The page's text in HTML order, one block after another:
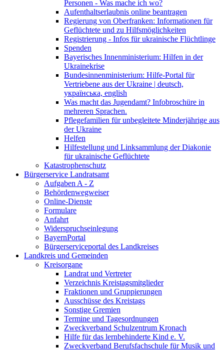
Personen - Was mache ich wo?
Aufenthaltserlaubnis online beantragen
Regierung von Oberfranken: Informationen für
Geflüchtete und zu Hilfsmöglichkeiten
Registrierung - Infos für ukrainische Flüchtlinge
Spenden
Bayerisches Innenministerium: Hilfen in der
Ukrainekrise
Bundesinnenministerium: Hilfe-Portal für
Vertriebene aus der Ukraine | deutsch,
українська, english
Was macht das Jugendamt? Infobroschüre in
mehreren Sprachen.
Pflegefamilien für unbegleitete Minderjährige aus
der Ukraine
Helfen
Hilfestellung und Linksammlung der Diakonie
für ukrainische Geflüchtete
Katastrophenschutz
Bürgerservice Landratsamt
Aufgaben A - Z
Behördenwegweiser
Online-Dienste
Formulare
Anfahrt
Widerspruchseinlegung
BayernPortal
Bürgerserviceportal des Landkreises
Landkreis und Gemeinden
Kreisorgane
Landrat und Vertreter
Verzeichnis Kreistagsmitglieder
Fraktionen und Gruppierungen
Ausschüsse des Kreistags
Sonstige Gremien
Termine und Tagesordnungen
Zweckverband Schulzentrum Kronach
Hilfe für das lernbehinderte Kind e. V.
Zweckverband Berufsfachschule für Musik und